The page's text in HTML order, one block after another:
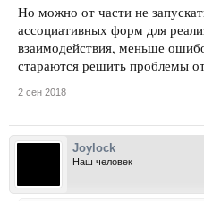
Но можно от части не
ассоциативных форм для
взаимодействия, меньше
стараются решить проблемы
2 сен 2018
Joylock
Наш человек